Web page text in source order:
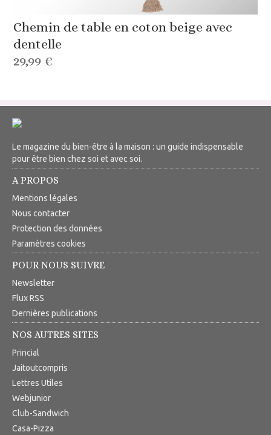
Chemin de table en coton beige avec
dentelle
29,99 €
Le magazine du bien-être à la maison : un guide indispensable
pour être bien chez soi et avec soi.
A PROPOS
Mentions légales
Nous contacter
Protection des données
Paramètres cookies
POUR NOUS SUIVRE
Newsletter
Flux RSS
Dernières publications
NOS AUTRES SITES
Princial
Jaitoutcompris
Lettres Utiles
Webjunior
Club-Sandwich
Casa-Pizza